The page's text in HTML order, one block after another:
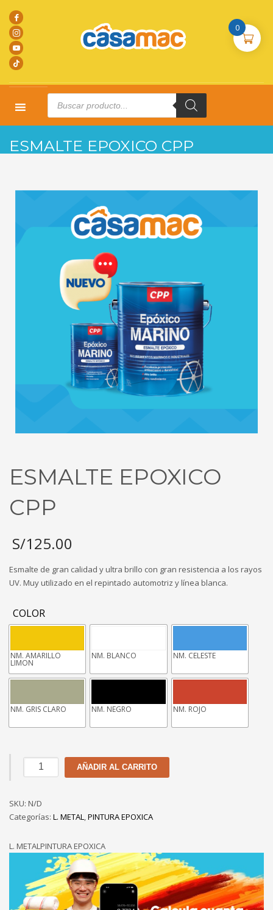
Products
search
ESMALTE EPOXICO CPP
ESMALTE EPOXICO
CPP
S/125.00
Esmalte de gran calidad y ultra brillo con gran resistencia a los rayos
UV. Muy utilizado en el repintado automotriz y línea blanca.
COLOR
NM. AMARILLO
LIMON
NM. BLANCO NM. CELESTE
NM. GRIS CLARO NM. NEGRO NM. ROJO
ESMALTE
EPOXICO
cantidad
AÑADIR AL CARRITO
SKU: N/D
Categorías: L. METAL,PINTURA EPOXICA
L. METALPINTURA EPOXICA
0